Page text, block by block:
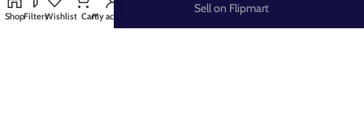
FB Group
Sell on Flipmart
ShopFiltersWishlist CartMy account